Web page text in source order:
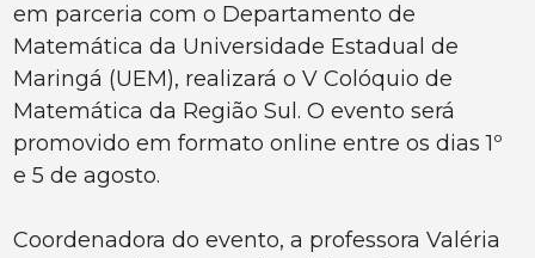
em parceria com o Departamento de
Matemática da Universidade Estadual de
Maringá (UEM), realizará o V Colóquio de
Matemática da Região Sul. O evento será
promovido em formato online entre os dias 1º
e 5 de agosto.
Coordenadora do evento, a professora Valéria